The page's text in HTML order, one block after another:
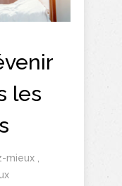
les
mieux